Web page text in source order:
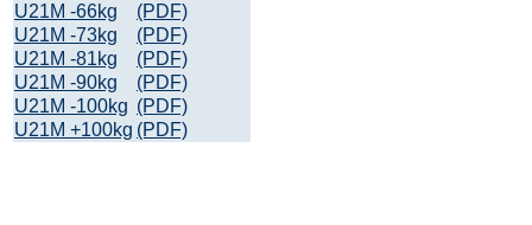
U21M -66kg
(PDF)
U21M -73kg
(PDF)
U21M -81kg
(PDF)
U21M -90kg
(PDF)
U21M -100kg (PDF)
U21M +100kg (PDF)